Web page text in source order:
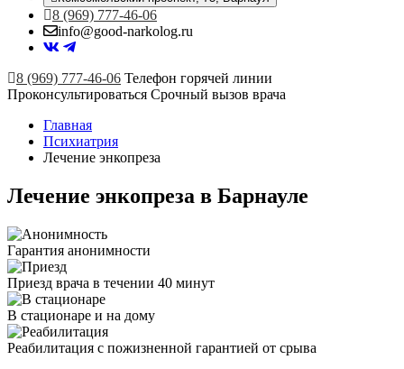
8 (969) 777-46-06
info@good-narkolog.ru
8 (969) 777-46-06 Телефон горячей линии
Проконсультироваться Срочный вызов врача
Главная
Психиатрия
Лечение энкопреза
Лечение энкопреза в Барнауле
Гарантия анонимности
Приезд врача в течении 40 минут
В стационаре и на дому
Реабилитация с пожизненной гарантией от срыва